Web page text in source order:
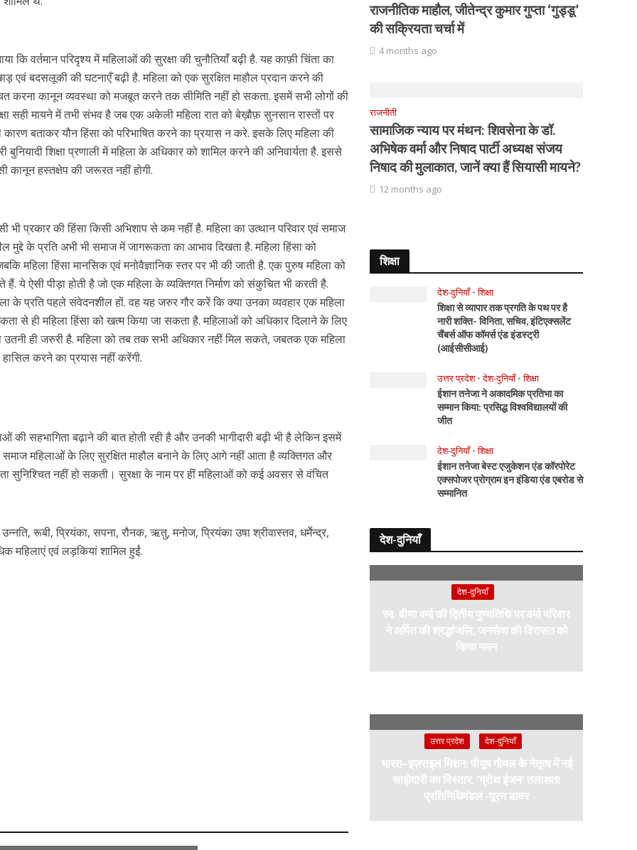
कि वर्तमान परिदृश्य में महिलाओं की सुरक्षा की चुनौतियाँ बढ़ी है. यह काफ़ी चिंता का
एवं बदसलूकी की घटनाएँ बढ़ी है. महिला को एक सुरक्षित माहौल प्रदान करने की
करना कानून व्यवस्था को मजबूत करने तक सीमिति नहीं हो सकता. इसमें सभी लोगों की
सही मायने में तभी संभव है जब एक अकेली महिला रात को बेख़ौफ़ सुनसान रास्तों पर
बताकर यौन हिंसा को परिभाषित करने का प्रयास न करे. इसके लिए महिला की
बुनियादी शिक्षा प्रणाली में महिला के अधिकार को शामिल करने की अनिवार्यता है. इससे
कानून हस्तक्षेप की जरूरत नहीं होगी.
प्रकार की हिंसा किसी अभिशाप से कम नहीं है. महिला का उत्थान परिवार एवं समाज
मुद्दे के प्रति अभी भी समाज में जागरूकता का आभाव दिखता है. महिला हिंसा को
महिला हिंसा मानसिक एवं मनोवैज्ञानिक स्तर पर भी की जाती है. एक पुरुष महिला को
ये ऐसी पीड़ा होती है जो एक महिला के व्यक्तिगत निर्माण को संकुचित भी करती है.
के प्रति पहले संवेदनशील हों. वह यह जरुर गौर करें कि क्या उनका व्यवहार एक महिला
से ही महिला हिंसा को खत्म किया जा सकता है. महिलाओं को अधिकार दिलाने के लिए
ही जरुरी है. महिला को तब तक सभी अधिकार नहीं मिल सकते, जबतक एक महिला
करने का प्रयास नहीं करेंगी.
सहभागिता बढ़ाने की बात होती रही है और उनकी भागीदारी बढ़ी भी है लेकिन इसमें
महिलाओं के लिए सुरक्षित माहौल बनाने के लिए आगे नहीं आता है व्यक्तिगत और
सुनिश्चित नहीं हो सकती। सुरक्षा के नाम पर हीं महिलाओं को कई अवसर से वंचित
रूबी, प्रियंका, सपना, रौनक, ऋतु, मनोज, प्रियंका उषा श्रीवास्तव, धर्मेन्द्र,
महिलाएं एवं लड़कियां शामिल हुईं.
राजनीतिक माहौल, जीतेन्द्र कुमार गुप्ता ‘गुड्डू’
की सक्रियता चर्चा में
4 months ago
राजनीती
सामाजिक न्याय पर मंथन: शिवसेना के डॉ.
अभिषेक वर्मा और निषाद पार्टी अध्यक्ष संजय
निषाद की मुलाकात, जानें क्या हैं सियासी मायने?
12 months ago
शिक्षा
देश-दुनियाँ • शिक्षा
शिक्षा से व्यापार तक प्रगति के पथ पर है
नारी शक्ति- विनिता, सचिव, इंटिएक्सलेंट
चैंबर्स ऑफ कॉमर्स एंड इंडस्ट्री
(आईसीसीआई)
उत्तर प्रदेश • देश-दुनियाँ • शिक्षा
ईशान तनेजा ने अकादमिक प्रतिभा का
सम्मान किया: प्रसिद्ध विश्वविद्यालयों की
जीत
देश-दुनियाँ • शिक्षा
ईशान तनेजा बेस्ट एजुकेशन एंड कॉरपोरेट
एक्सपोजर प्रोग्राम इन इंडिया एंड एबरोड से
सम्मानित
देश-दुनियाँ
देश-दुनियाँ
स्व. वीणा वर्मा की द्वितीय पुण्यतिथि पर वर्मा परिवार
ने अर्पित की श्रद्धांजलि, जनसेवा की विरासत को
किया नमन
उत्तर प्रदेश देश-दुनियाँ
भारत–इज़राइल मिशन: पीयूष गोयल के नेतृत्व में नई
साझेदारी का विस्तार, ‘ग्रोथ इंजन’ तलाशता
प्रतिनिधिमंडल -पूरन डावर